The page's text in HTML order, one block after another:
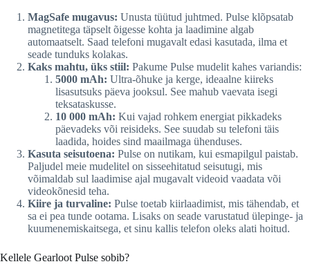
MagSafe mugavus: Unusta tüütud juhtmed. Pulse klõpsatab
magnetitega täpselt õigesse kohta ja laadimine algab
automaatselt. Saad telefoni mugavalt edasi kasutada, ilma et
seade tunduks kolakas.
Kaks mahtu, üks stiil: Pakume Pulse mudelit kahes variandis:
5000 mAh: Ultra-õhuke ja kerge, ideaalne kiireks
lisasutsuks päeva jooksul. See mahub vaevata isegi
teksataskusse.
10 000 mAh: Kui vajad rohkem energiat pikkadeks
päevadeks või reisideks. See suudab su telefoni täis
laadida, hoides sind maailmaga ühenduses.
Kasuta seisutoena: Pulse on nutikam, kui esmapilgul paistab.
Paljudel meie mudelitel on sisseehitatud seisutugi, mis
võimaldab sul laadimise ajal mugavalt videoid vaadata või
videokõnesid teha.
Kiire ja turvaline: Pulse toetab kiirlaadimist, mis tähendab, et
sa ei pea tunde ootama. Lisaks on seade varustatud ülepinge- ja
kuumenemiskaitsega, et sinu kallis telefon oleks alati hoitud.
Kellele Gearloot Pulse sobib?